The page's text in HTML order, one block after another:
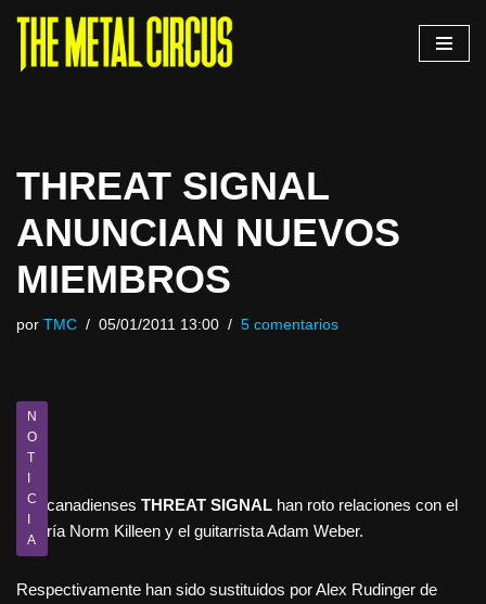
Saltar
THREAT SIGNAL
ANUNCIAN NUEVOS
MIEMBROS
por TMC 05/01/2011 13:00 5 comentarios
N
O
T
I
C
I
A
Los canadienses THREAT SIGNAL han roto relaciones con el
batería Norm Killeen y el guitarrista Adam Weber.
Respectivamente han sido sustituidos por Alex Rudinger de